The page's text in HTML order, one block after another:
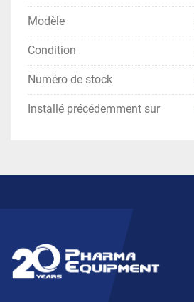
Modèle
Condition
Numéro de stock
Installé précédemment sur